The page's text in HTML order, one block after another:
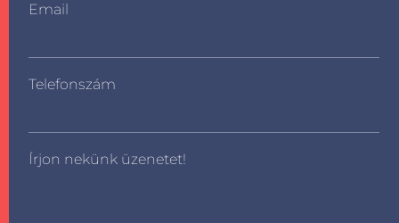
Email
Telefonszám
Írjon nekünk üzenetet!